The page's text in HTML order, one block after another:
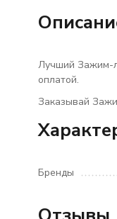
Лучший Зажим-
оплатой.
Заказывай
Бренды